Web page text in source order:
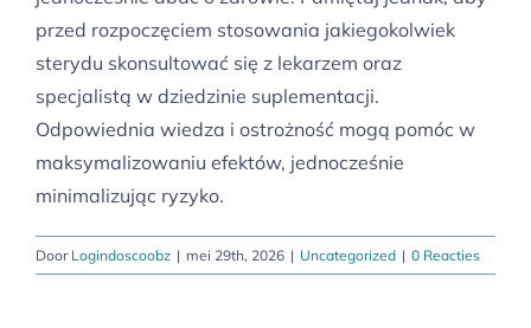
przed rozpoczęciem stosowania jakiegokolwiek
sterydu skonsultować się z lekarzem oraz
specjalistą w dziedzinie suplementacji.
Odpowiednia wiedza i ostrożność mogą pomóc w
maksymalizowaniu efektów, jednocześnie
minimalizując ryzyko.
Door Logindoscoobz | mei 29th, 2026 | Uncategorized | 0 Reacties